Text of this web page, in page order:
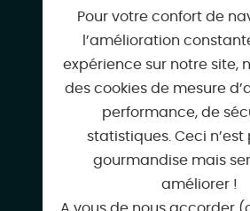
12 rue de
45270
Pour votre confort de
l’amélioration
expérience sur notre site,
des cookies de mesure
performance, de
statistiques. Ceci n’est
gourmandise mais
améliorer !